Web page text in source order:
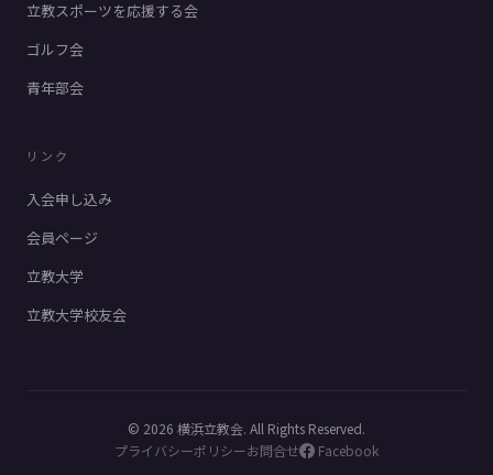
立教スポーツを応援する会
ゴルフ会
青年部会
リンク
入会申し込み
会員ページ
立教大学
立教大学校友会
© 2026 横浜立教会. All Rights Reserved.
プライバシーポリシーお問合せ Facebook